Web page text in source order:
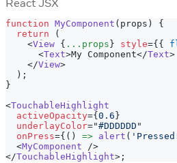
React JSX
function MyComponent ( props )
{
return
(
<View { ... props } style={ {
<Text>My Component</Text>
</View>
) ;
}
<TouchableHighlight
activeOpacity={ 0.6 }
underlayColor="#DDDDDD "
onPress={ ( ) => alert (
<MyComponent
/>
</TouchableHighlight> ;